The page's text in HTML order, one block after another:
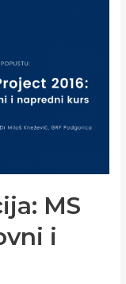
MS
i